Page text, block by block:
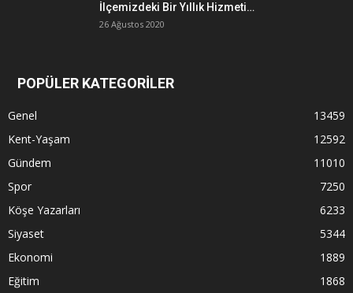
İlçemizdeki Bir Yıllık Hizmeti…
26 Ağustos 2020
POPÜLER KATEGORİLER
Genel
13459
Kent-Yaşam
12592
Gündem
11010
Spor
7250
Köşe Yazarları
6233
Siyaset
5344
Ekonomi
1889
Eğitim
1868